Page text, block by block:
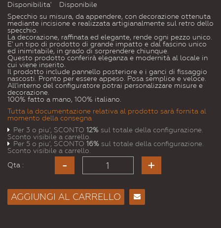
Disponibilita'
Disponibile
Specchio su misura, da appendere, con decorazione ottenuta
mediante incisione e realizzata artigianalmente sul retro dello
specchio.
La decorazione, raffinata ed elegante, rende ogni pezzo unico.
E' un tipo di prodotto di grande impatto e dal fascino unico
ed inimitabile, in grado di sorprendere chiunque.
Questo prodotto conferirà eleganza e modernità al locale in
cui viene inserito.
Il prodotto include pannello posteriore e i ganci di fissaggio
nascosti. Pronto per essere appeso. Posa semplice e veloce.
All'interno del configuratore potrai personalizzare misure e
decorazione.
100% fatto a mano, 100% italiano.
Tutta la documentazione relativa al prodotto sarà fornita al
momento della consegna
Per 3 o piu', SCONTO 12% sul totale della configurazione.
Sconto visibile a carrello.
Per 5 o piu', SCONTO 16% sul totale della configurazione.
Sconto visibile a carrello.
Qta :
AGGIUNGI AL CARRELLO